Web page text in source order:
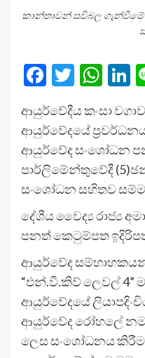
කාන්තාවන් සවිබල
Facebook
ආයුර්වේදීය කංසා
ආයුර්වේදයේ
ආයුර්වේද සංශෝධන
පාර්ලිමේන්තුවේදී
සංශෝධන සහිතව
දේශීය වෛද්‍ය රාජ්‍ය
පනත් කෙටුම්පත
ආයුර්වේද
“එන්.වී.කිව් ලෙවල් 4”
ආයුර්වේදයේ
ආයුර්වේද රෝහලේ
ලෙස සංශෝධනය